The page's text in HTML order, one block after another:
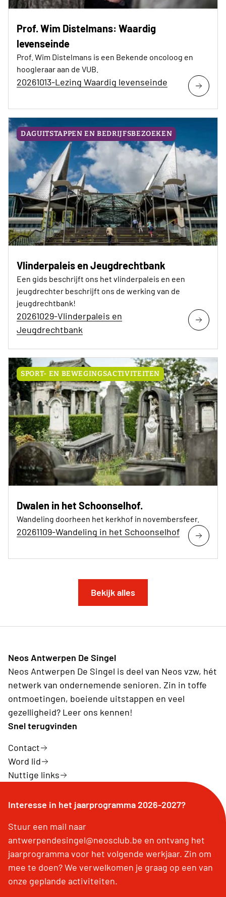
Prof. Wim Distelmans: Waardig
levenseinde
Prof. Wim Distelmans is een Bekende oncoloog en
hoogleraar aan de VUB.
20261013-Lezing Waardig levenseinde
DAGUITSTAPPEN EN BEDRIJFSBEZOEKEN
Vlinderpaleis en Jeugdrechtbank
Een gids beschrijft ons het vlinderpaleis en een
jeugdrechter beschrijft ons de werking van de
jeugdrechtbank!
20261029-Vlinderpaleis en
Jeugdrechtbank
SPORT- EN BEWEGINGSACTIVITEITEN
Dwalen in het Schoonselhof.
Wandeling doorheen het kerkhof in novembersfeer.
20261109-Wandeling in het Schoonselhof
Bekijk alles
Neos Antwerpen De Singel
Neos Antwerpen De Singel is deel van Neos vzw, hét
netwerk van ondernemende senioren. Zin in toffe
ontmoetingen, boeiende uitstappen en veel
gezelligheid? Leer ons kennen!
Snel terugvinden
Contact
Word lid
Nuttige links
Interesse in het jaarprogramma 2026-2027?
Stuur een mail naar
antwerpendesingel@neosclub.be en ontvang het
jaarprogramma voor het volgende werkjaar. Zin om
mee te doen? We verwelkomen je graag op een van
onze geplande activiteiten.